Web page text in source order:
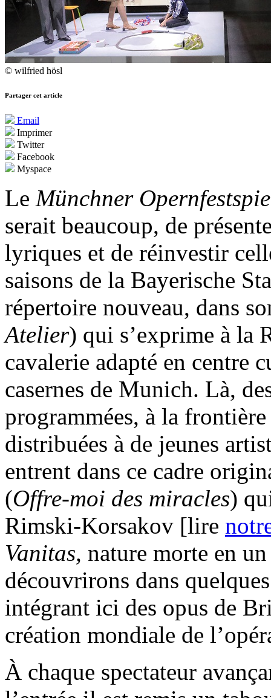
© wilfried hösl
Partager cet article
Email
Imprimer
Twitter
Facebook
Myspace
Le Münchner
serait beaucoup, de
lyriques et de réinvestir
saisons de la Bayerische
répertoire nouveau, dans
Atelier) qui s’exprime à la
cavalerie adapté en centre
casernes de Munich. Là,
programmées, à la
distribuées à de jeunes
entrent dans ce cadre
(Offre-moi des miracles)
Rimski-Korsakov [lire
Vanitas, nature morte en
découvrirons dans
intégrant ici des opus de
création mondiale de
À chaque spectateur